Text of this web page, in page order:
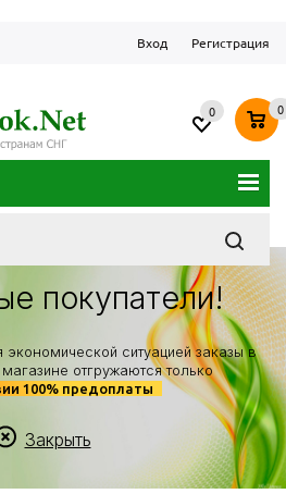
Вход Регистрация
0 0
покупатели!
ситуацией заказы в
отгружаются только
100% предоплаты
Закрыть